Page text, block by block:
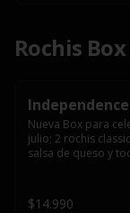
Rochis Box
Nueva Box para
julio; 2 rochis
salsa de queso y
$14.990